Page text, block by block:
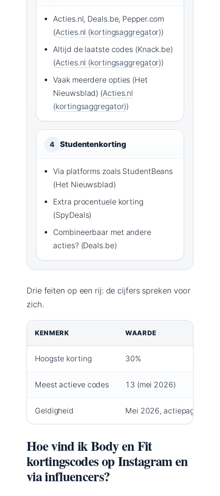
Acties.nl, Deals.be, Pepper.com
(Acties.nl (kortingsaggregator))
Altijd de laatste codes (Knack.be)
(Acties.nl (kortingsaggregator))
Vaak meerdere opties (Het
Nieuwsblad) (Acties.nl
(kortingsaggregator))
4 Studentenkorting
Via platforms zoals StudentBeans
(Het Nieuwsblad)
Extra procentuele korting
(SpyDeals)
Combineerbaar met andere
acties? (Deals.be)
Drie feiten op een rij: de cijfers spreken voor
zich.
KENMERK WAARDE
Hoogste korting 30%
Meest actieve codes 13 (mei 2026)
Geldigheid Mei 2026, actiepagina
Hoe vind ik Body en Fit
kortingscodes op Instagram en
via influencers?